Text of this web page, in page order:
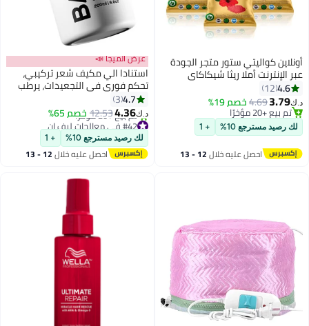
أونلاين كواليتي ستور متجر الجودة
عبر الإنترنت أملا ريثا شيكاكاي
برينجراج ومسحوق الكركديه للشعر،
عبوة من 5 عبوات 50 جرام لكل عبوة
إجمالية 250 جرام
4.6
12
د.ك‏3.79
4.69خصم 19%
تم بيع +20 مؤخرًا
تم بيع +20 مؤخرًا
لك رصيد مسترجع 10% + 1
احصل عليه خلال 12 - 13
عرض الميجا 📣
استنادا الي مكيف شعر تركيبي،
تحكم فوري في التجعيدات، يرطب
وينعم الشعر، مكيف شعر تركيبي
فاخر للرجال، شعر صحي خالٍ من
حزمة من 1)
4.7
3
د.ك‏4.36
12.53خصم 65%
#42 في معالجات ليف إن
أقل سعر في 30 يوم
تم بيع +20 مؤخرًا
#42 في معالجات ليف إن
لك رصيد مسترجع 10% + 1
احصل عليه خلال 12 - 13